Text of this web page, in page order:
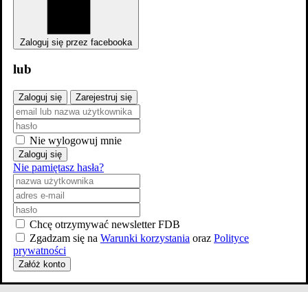
Agnieszka Fitkau-Perepeczko,
Irena Jarocka
Obsada
Zaloguj się przez facebooka
lub
Zaloguj się Zarejestruj się
Nie wylogowuj mnie
Zaloguj się
Nie pamiętasz hasła?
Chcę otrzymywać newsletter FDB
Zgadzam się na Warunki korzystania oraz Polityce
prywatności
Załóż konto